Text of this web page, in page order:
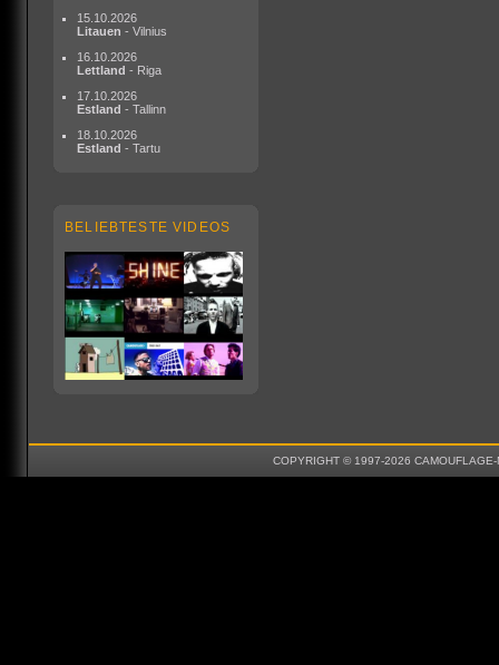
15.10.2026
Litauen - Vilnius
16.10.2026
Lettland - Riga
17.10.2026
Estland - Tallinn
18.10.2026
Estland - Tartu
BELIEBTESTE VIDEOS
COPYRIGHT © 1997-2026 CAMOUFLAGE-